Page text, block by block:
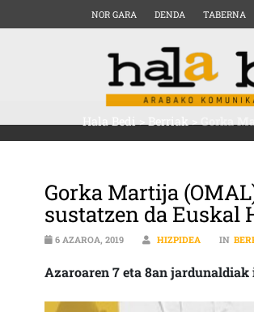
NOR GARA DENDA TABERNA
Hala Bedi>Berriak>Gorka
Gorka Martija
sustatzen da Euskal
6 AZAROA, 2019 HIZPIDEA IN
Azaroaren 7 eta 8an